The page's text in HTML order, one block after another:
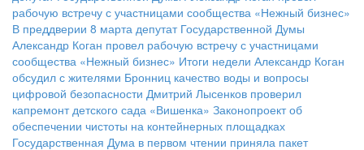
рабочую встречу с участницами сообщества «Нежный бизнес»
В преддверии 8 марта депутат Государственной Думы
Александр Коган провел рабочую встречу с участницами
сообщества «Нежный бизнес» Итоги недели Александр Коган
обсудил с жителями Бронниц качество воды и вопросы
цифровой безопасности Дмитрий Лысенков проверил
капремонт детского сада «Вишенка» Законопроект об
обеспечении чистоты на контейнерных площадках
Государственная Дума в первом чтении приняла пакет